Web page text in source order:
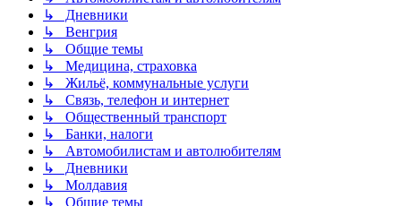
↳ Дневники
↳ Венгрия
↳ Общие темы
↳ Медицина, страховка
↳ Жильё, коммунальные услуги
↳ Связь, телефон и интернет
↳ Общественный транспорт
↳ Банки, налоги
↳ Автомобилистам и автолюбителям
↳ Дневники
↳ Молдавия
↳ Общие темы